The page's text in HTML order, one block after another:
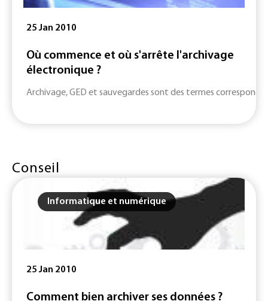
25 Jan 2010
Où commence et où s'arrête l'archivage
électronique ?
Archivage, GED et sauvegardes sont des termes
Conseil
Informatique et numérique
25 Jan 2010
Comment bien archiver ses données ?